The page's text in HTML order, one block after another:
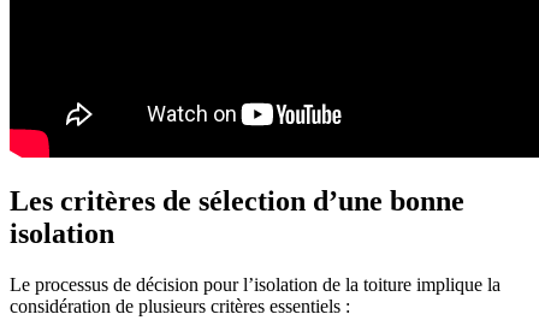
Les critères de sélection d’une bonne
isolation
Le processus de décision pour l’isolation de la toiture implique la
considération de plusieurs critères essentiels :